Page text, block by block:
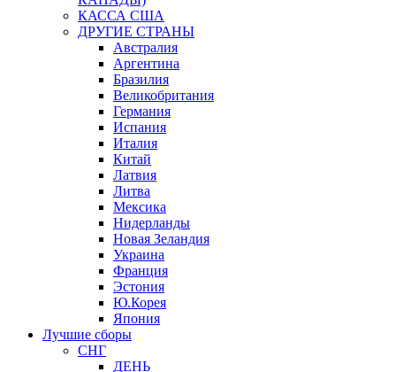
КАССА США
ДРУГИЕ СТРАНЫ
Австралия
Аргентина
Бразилия
Великобритания
Германия
Испания
Италия
Китай
Латвия
Литва
Мексика
Нидерланды
Новая Зеландия
Украина
Франция
Эстония
Ю.Корея
Япония
Лучшие сборы
СНГ
ДЕНЬ